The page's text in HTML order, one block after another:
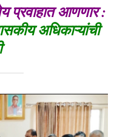
प्रवाहात आणणार :
अधिकाऱ्यांची